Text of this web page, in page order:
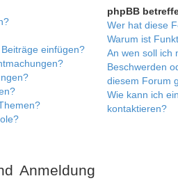
einfügen?
phpBB
Wer hat diese
Warum ist
An wen soll ich
Beschwerden
diesem Forum
Wie kann ich
kontaktieren?
Anmeldung